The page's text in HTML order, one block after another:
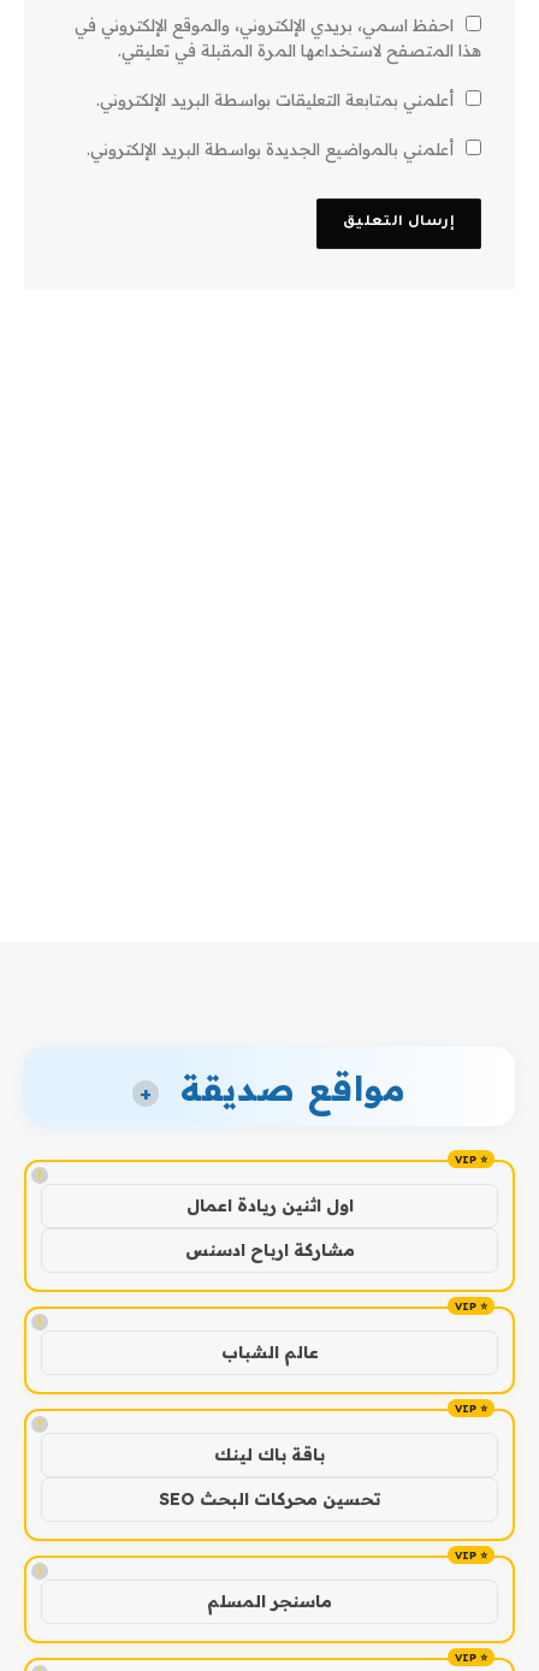
احفظ اسمي، بريدي الإلكتروني، والموقع الإلكتروني في
هذا المتصفح لاستخدامها المرة المقبلة في تعليقي.
أعلمني بمتابعة التعليقات بواسطة البريد الإلكتروني.
أعلمني بالمواضيع الجديدة بواسطة البريد الإلكتروني.
مواقع صديقة +
!
اول اثنين ريادة اعمال
مشاركة ارباح ادسنس
!
عالم الشباب
!
باقة باك لينك
تحسين محركات البحث SEO
!
ماسنجر المسلم